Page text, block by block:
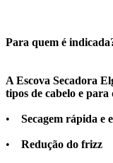
Para quem é
A Escova Secadora
tipos de cabelo e para
• Secagem rápida e
• Redução do frizz